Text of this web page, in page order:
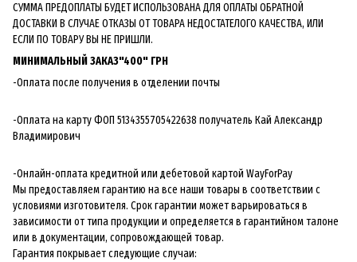
СУММА ПРЕДОПЛАТЫ БУДЕТ ИСПОЛЬЗОВАНА ДЛЯ ОПЛАТЫ ОБРАТНОЙ
ДОСТАВКИ В СЛУЧАЕ ОТКАЗЫ ОТ ТОВАРА НЕДОСТАТЕЛОГО КАЧЕСТВА, ИЛИ
ЕСЛИ ПО ТОВАРУ ВЫ НЕ ПРИШЛИ.
МИНИМАЛЬНЫЙ ЗАКАЗ"400" ГРН
-Оплата после получения в отделении почты
-Оплата на карту ФОП 5134355705422638 получатель Кай Александр
Владимирович
-Онлайн-оплата кредитной или дебетовой картой WayForPay
Мы предоставляем гарантию на все наши товары в соответствии с
условиями изготовителя. Срок гарантии может варьироваться в
зависимости от типа продукции и определяется в гарантийном талоне
или в документации, сопровождающей товар.
Гарантия покрывает следующие случаи: